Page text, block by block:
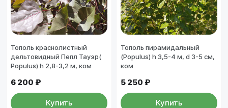
Тополь краснолистный
дельтовидный Пепл Тауэр(
Populus) h 2,8-3,2 м, ком
6 200 ₽
Купить
Тополь пирамидальный
(Populus) h 3,5-4 м, d 3-5 см,
ком
5 250 ₽
Купить